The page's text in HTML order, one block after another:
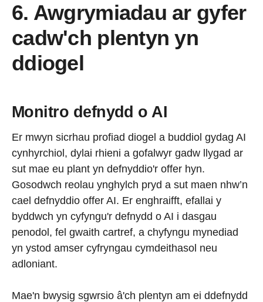
6. Awgrymiadau ar gyfer
cadw'ch plentyn yn
ddiogel
Monitro defnydd o AI
Er mwyn sicrhau profiad diogel a buddiol gydag AI
cynhyrchiol, dylai rhieni a gofalwyr gadw llygad ar
sut mae eu plant yn defnyddio'r offer hyn.
Gosodwch reolau ynghylch pryd a sut maen nhw’n
cael defnyddio offer AI. Er enghraifft, efallai y
byddwch yn cyfyngu'r defnydd o AI i dasgau
penodol, fel gwaith cartref, a chyfyngu mynediad
yn ystod amser cyfryngau cymdeithasol neu
adloniant.
Mae'n bwysig sgwrsio â'ch plentyn am ei ddefnydd